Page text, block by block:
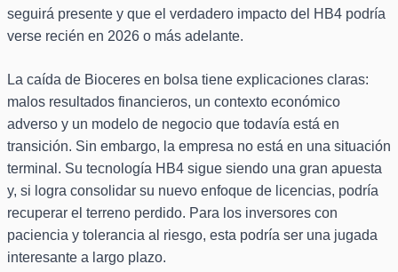
seguirá presente y que el verdadero impacto del HB4 podría
verse recién en 2026 o más adelante.
La caída de Bioceres en bolsa tiene explicaciones claras:
malos resultados financieros, un contexto económico
adverso y un modelo de negocio que todavía está en
transición. Sin embargo, la empresa no está en una situación
terminal. Su tecnología HB4 sigue siendo una gran apuesta
y, si logra consolidar su nuevo enfoque de licencias, podría
recuperar el terreno perdido. Para los inversores con
paciencia y tolerancia al riesgo, esta podría ser una jugada
interesante a largo plazo.